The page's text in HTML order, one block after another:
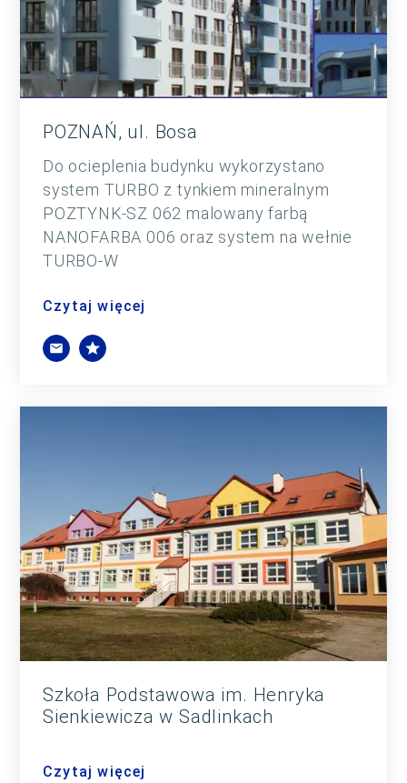
POZNAŃ, ul. Bosa
Do ocieplenia budynku wykorzystano
system TURBO z tynkiem mineralnym
POZTYNK-SZ 062 malowany farbą
NANOFARBA 006 oraz system na wełnie
TURBO-W
Czytaj więcej
Szkoła Podstawowa im. Henryka
Sienkiewicza w Sadlinkach
Czytaj więcej